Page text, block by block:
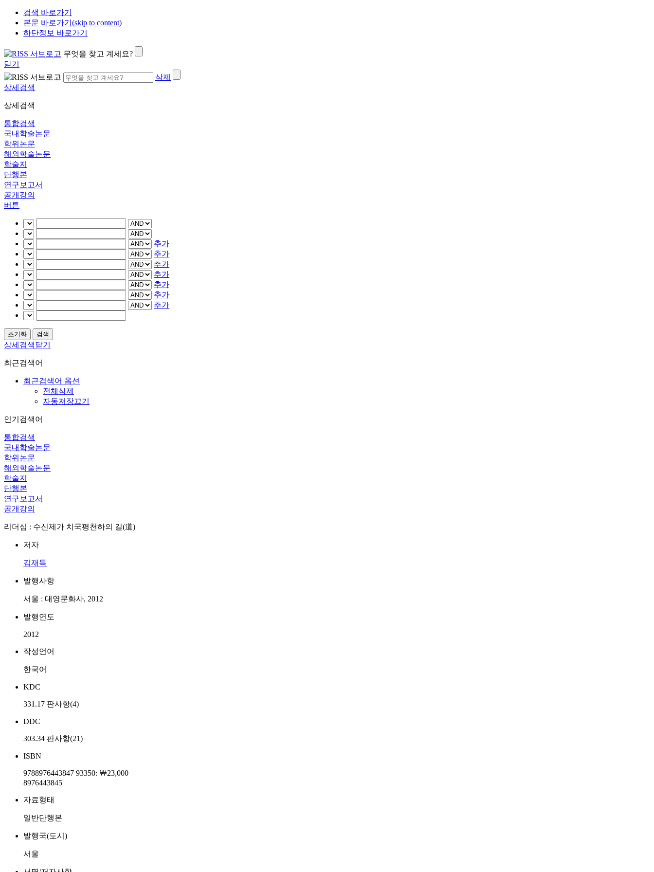
검색 바로가기
본문 바로가기(skip to content)
하단정보 바로가기
무엇을 찾고 계세요?
닫기
삭제
상세검색
상세검색
통합검색
국내학술논문
학위논문
해외학술논문
학술지
단행본
연구보고서
공개강의
버튼
추가
추가
추가
추가
추가
추가
추가
상세검색닫기
최근검색어
최근검색어 옵션
전체삭제
자동저장끄기
인기검색어
통합검색
국내학술논문
학위논문
해외학술논문
학술지
단행본
연구보고서
공개강의
리더십 : 수신제가 치국평천하의 길(道)
저자
김재득
발행사항
서울 : 대영문화사, 2012
발행연도
2012
작성언어
한국어
KDC
331.17 판사항(4)
DDC
303.34 판사항(21)
ISBN
9788976443847 93350: ￦23,000
8976443845
자료형태
일반단행본
발행국(도시)
서울